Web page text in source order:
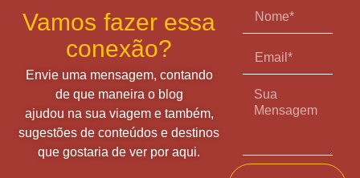
Vamos fazer essa
conexão?
Envie uma mensagem, contando
de que maneira o blog
ajudou na sua viagem e também,
sugestões de conteúdos e destinos
que gostaria de ver por aqui.